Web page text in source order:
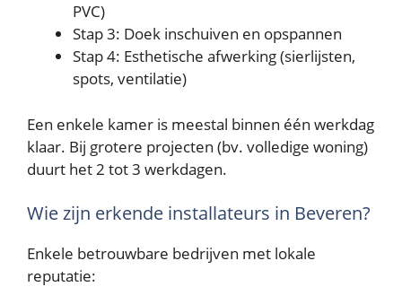
PVC)
Stap 3: Doek inschuiven en opspannen
Stap 4: Esthetische afwerking (sierlijsten,
spots, ventilatie)
Een enkele kamer is meestal binnen één werkdag
klaar. Bij grotere projecten (bv. volledige woning)
duurt het 2 tot 3 werkdagen.
Wie zijn erkende installateurs in Beveren?
Enkele betrouwbare bedrijven met lokale
reputatie: